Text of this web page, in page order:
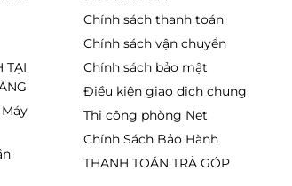
TẠI
Chính sách thanh toán
Chính sách vận chuyển
Chính sách bảo mật
Điều kiện giao dịch chung
Thi công phòng Net
Chính Sách Bảo Hành
THANH TOÁN TRẢ GÓP